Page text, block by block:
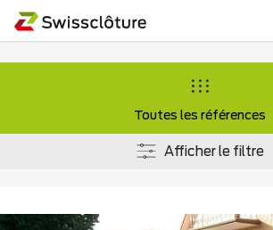
Toutes les références
Afficher le filtre